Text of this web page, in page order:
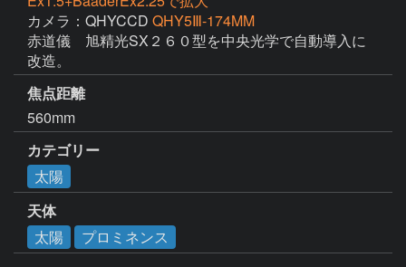
カメラ：QHYCCD QHY5Ⅲ-174MM
赤道儀　旭精光SX２６０型を中央光学で自動導入に
改造。
焦点距離
560mm
カテゴリー
太陽
天体
太陽
プロミネンス